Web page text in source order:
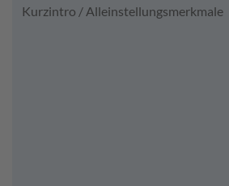
Kurzintro / Alleinstellungsmerkmale